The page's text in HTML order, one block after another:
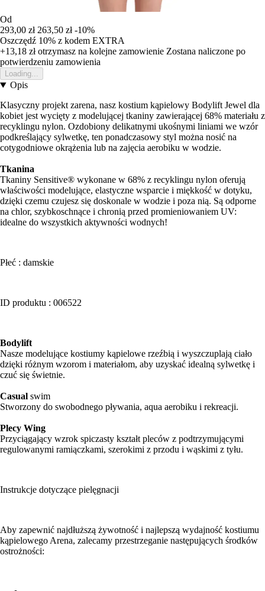
Od
293,00 zł 263,50 zł -10%
Oszczędź 10% z kodem EXTRA
+13,18 złotrzymasz na kolejne zamowienie Zostana naliczone po
potwierdzeniu zamowienia
Loading...
Opis
Klasyczny projekt zarena, nasz kostium kąpielowy Bodylift Jewel dla
kobiet jest wycięty z modelującej tkaniny zawierającej 68% materiału z
recyklingu nylon. Ozdobiony delikatnymi ukośnymi liniami we wzór
podkreślający sylwetkę, ten ponadczasowy styl można nosić na
cotygodniowe okrążenia lub na zajęcia aerobiku w wodzie.
Tkanina
Tkaniny Sensitive® wykonane w 68% z recyklingu nylon oferują
właściwości modelujące, elastyczne wsparcie i miękkość w dotyku,
dzięki czemu czujesz się doskonale w wodzie i poza nią. Są odporne
na chlor, szybkoschnące i chronią przed promieniowaniem UV:
idealne do wszystkich aktywności wodnych!
Płeć : damskie
ID produktu : 006522
Bodylift
Nasze modelujące kostiumy kąpielowe rzeźbią i wyszczuplają ciało
dzięki różnym wzorom i materiałom, aby uzyskać idealną sylwetkę i
czuć się świetnie.
Casual swim
Stworzony do swobodnego pływania, aqua aerobiku i rekreacji.
Plecy Wing
Przyciągający wzrok spiczasty kształt pleców z podtrzymującymi
regulowanymi ramiączkami, szerokimi z przodu i wąskimi z tyłu.
Instrukcje dotyczące pielęgnacji
Aby zapewnić najdłuższą żywotność i najlepszą wydajność kostiumu
kąpielowego Arena, zalecamy przestrzeganie następujących środków
ostrożności: